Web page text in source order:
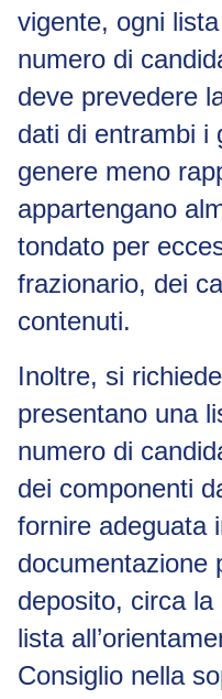
vigente, ogni
numero di
deve prevedere
dati di entrambi i
genere meno
appartengano
tondato per
frazionario, dei
contenuti.
Inoltre, si
presentano una
numero di
dei componenti
fornire adeguata
documentazione
deposito, circa
lista
Consiglio nella